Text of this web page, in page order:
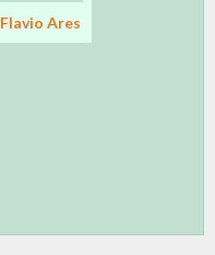
Flavio Ares